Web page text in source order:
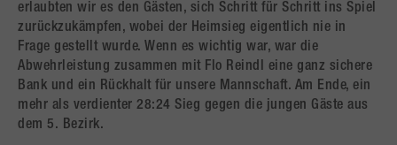
erlaubten wir es den Gästen, sich Schritt für Schritt ins Spiel
zurückzukämpfen, wobei der Heimsieg eigentlich nie in
Frage gestellt wurde. Wenn es wichtig war, war die
Abwehrleistung zusammen mit Flo Reindl eine ganz sichere
Bank und ein Rückhalt für unsere Mannschaft. Am Ende, ein
mehr als verdienter 28:24 Sieg gegen die jungen Gäste aus
dem 5. Bezirk.